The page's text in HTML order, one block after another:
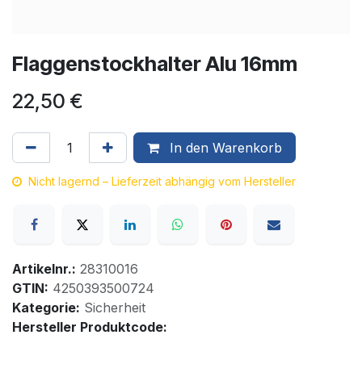
Flaggenstockhalter Alu 16mm
22,50 €
In den Warenkorb
Nicht lagernd – Lieferzeit abhängig vom Hersteller
Artikelnr.: 28310016
GTIN: 4250393500724
Kategorie: Sicherheit
Hersteller Produktcode: